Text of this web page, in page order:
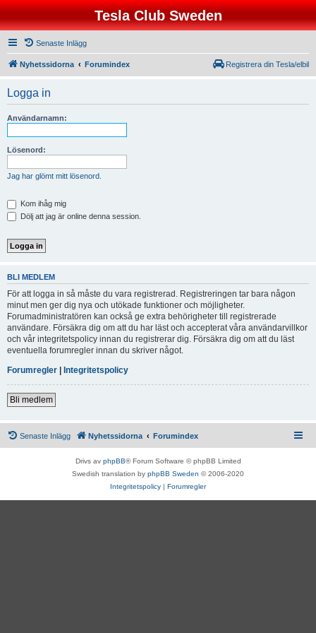
Tesla Club Sweden
Senaste Inlägg
Nyhetssidorna Forumindex Registrera din Tesla/elbil
Logga in
Användarnamn:
Lösenord:
Jag har glömt mitt lösenord.
Kom ihåg mig
Dölj att jag är online denna session.
BLI MEDLEM
För att logga in så måste du vara registrerad. Registreringen tar bara någon
minut men ger dig nya och utökade funktioner och möjligheter.
Forumadministratören kan också ge extra behörigheter till registrerade
användare. Försäkra dig om att du har läst och accepterat våra användarvillkor
och vår integritetspolicy innan du registrerar dig. Försäkra dig om att du läst
eventuella forumregler innan du skriver något.
Forumregler | Integritetspolicy
Bli medlem
Senaste Inlägg Nyhetssidorna Forumindex
Drivs av phpBB® Forum Software © phpBB Limited
Swedish translation by phpBB Sweden © 2006-2020
Integritetspolicy | Forumregler